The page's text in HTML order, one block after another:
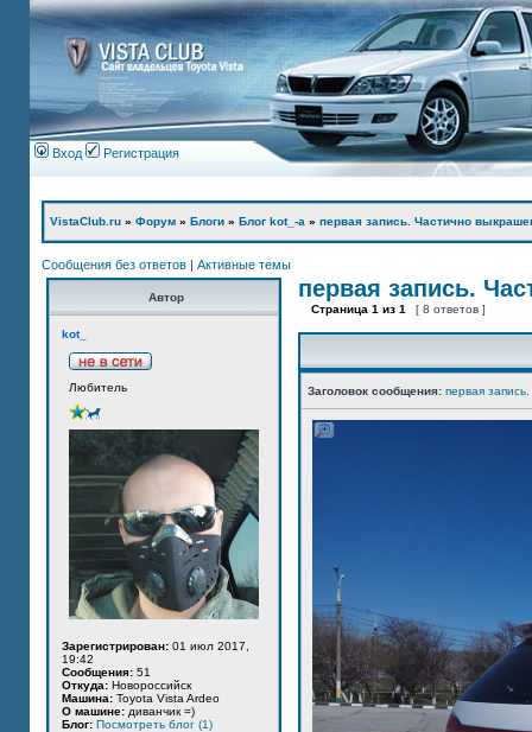
Вход Регистрация
VistaClub.ru » Форум » Блоги » Блог kot_-а » первая запись. Частично
Сообщения без ответов | Активные темы
Автор
kot_
Любитель
Зарегистрирован: 01 июл 2017,
19:42
Сообщения: 51
Откуда: Новороссийск
Машина: Toyota Vista Ardeo
О машине: диванчик =)
Блог: Посмотреть блог (1)
первая запись.
Страница 1 из 1 [ 8 ответов ]
Заголовок сообщения: первая